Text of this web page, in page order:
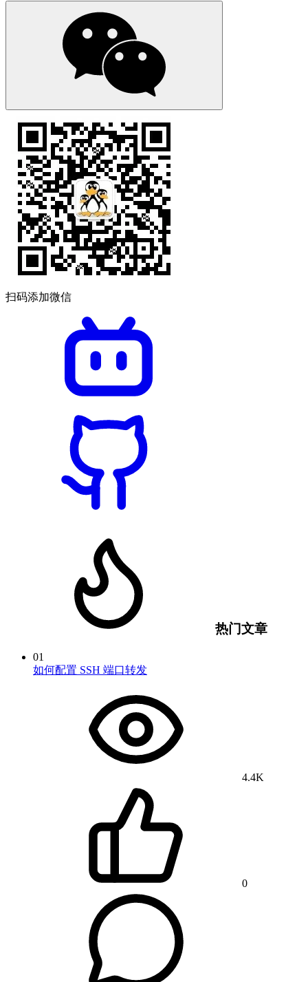
扫码添加微信
热门文章
01
如何配置 SSH 端口转发
4.4K
0